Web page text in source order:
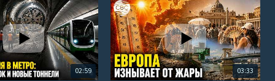
02:59 03:33